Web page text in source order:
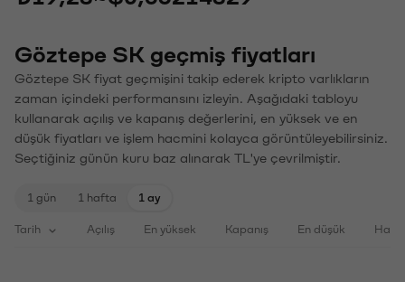
Göztepe SK geçmiş fiyatları
Göztepe SK fiyat geçmişini takip ederek kripto varlıkların
zaman içindeki performansını izleyin. Aşağıdaki tabloyu
kullanarak açılış ve kapanış değerlerini, en yüksek ve en
düşük fiyatları ve işlem hacmini kolayca görüntüleyebilirsiniz.
Seçtiğiniz günün kuru baz alınarak TL'ye çevrilmiştir.
1 gün 1 hafta 1 ay
Tarih Açılış En yüksek Kapanış En düşük